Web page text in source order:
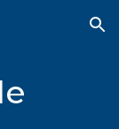
Skip to navigation